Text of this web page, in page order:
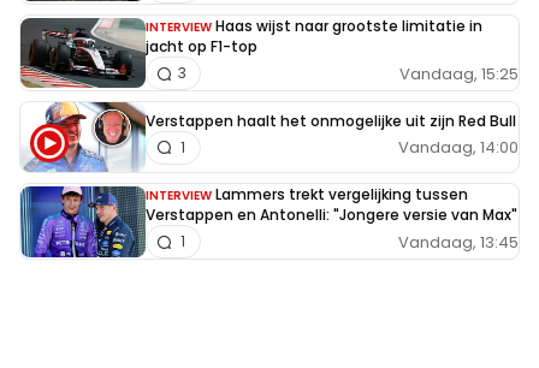
INTERVIEW Haas wijst naar grootste limitatie in
jacht op F1-top
Vandaag, 15:25
3
Verstappen haalt het onmogelijke uit zijn Red Bull
Vandaag, 14:00
1
INTERVIEW Lammers trekt vergelijking tussen
Verstappen en Antonelli: "Jongere versie van Max"
Vandaag, 13:45
1